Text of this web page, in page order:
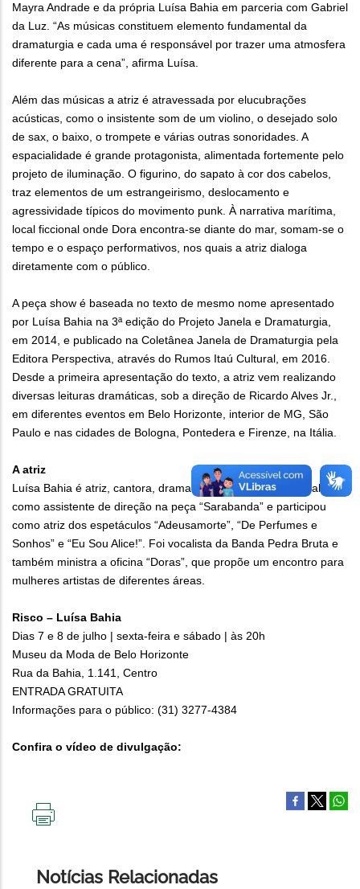
Mayra Andrade e da própria Luísa Bahia em parceria com Gabriel
da Luz. “As músicas constituem elemento fundamental da
dramaturgia e cada uma é responsável por trazer uma atmosfera
diferente para a cena”, afirma Luísa.
Além das músicas a atriz é atravessada por elucubrações
acústicas, como o insistente som de um violino, o desejado solo
de sax, o baixo, o trompete e várias outras sonoridades. A
espacialidade é grande protagonista, alimentada fortemente pelo
projeto de iluminação. O figurino, do sapato à cor dos cabelos,
traz elementos de um estrangeirismo, deslocamento e
agressividade típicos do movimento punk. À narrativa marítima,
local ficcional onde Dora encontra-se diante do mar, somam-se o
tempo e o espaço performativos, nos quais a atriz dialoga
diretamente com o público.
A peça show é baseada no texto de mesmo nome apresentado
por Luísa Bahia na 3ª edição do Projeto Janela e Dramaturgia,
em 2014, e publicado na Coletânea Janela de Dramaturgia pela
Editora Perspectiva, através do Rumos Itaú Cultural, em 2016.
Desde a primeira apresentação do texto, a atriz vem realizando
diversas leituras dramáticas, sob a direção de Ricardo Alves Jr.,
em diferentes eventos em Belo Horizonte, interior de MG, São
Paulo e nas cidades de Bologna, Pontedera e Firenze, na Itália.
A atriz
Luísa Bahia é atriz, cantora, dramaturga e diretora. Já trabalhou
como assistente de direção na peça “Sarabanda” e participou
como atriz dos espetáculos “Adeusamorte”, “De Perfumes e
Sonhos” e “Eu Sou Alice!”. Foi vocalista da Banda Pedra Bruta e
também ministra a oficina “Doras”, que propõe um encontro para
mulheres artistas de diferentes áreas.
Risco – Luísa Bahia
Dias 7 e 8 de julho | sexta-feira e sábado | às 20h
Museu da Moda de Belo Horizonte
Rua da Bahia, 1.141, Centro
ENTRADA GRATUITA
Informações para o público: (31) 3277-4384
Confira o vídeo de divulgação:
Notícias Relacionadas